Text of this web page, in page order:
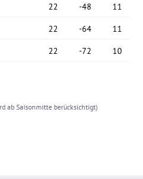
22 -48 11
22 -64 11
22 -72 10
ab Saisonmitte berücksichtigt)